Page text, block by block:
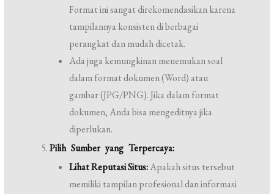
Format ini sangat direkomendasikan karena
tampilannya konsisten di berbagai
perangkat dan mudah dicetak.
Ada juga kemungkinan menemukan soal
dalam format dokumen (Word) atau
gambar (JPG/PNG). Jika dalam format
dokumen, Anda bisa mengeditnya jika
diperlukan.
Pilih Sumber yang Terpercaya:
Lihat Reputasi Situs:Apakah situs tersebut
memiliki tampilan profesional dan informasi